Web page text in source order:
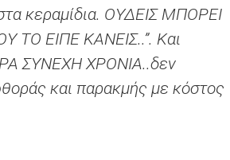
κεραμίδια. ΟΥΔΕΙΣ ΜΠΟΡΕΙ
ΕΙΠΕ ΚΑΝΕΙΣ..”. Και
ΣΥΝΕΧΗ ΧΡΟΝΙΑ..δεν
και παρακμής με κόστος